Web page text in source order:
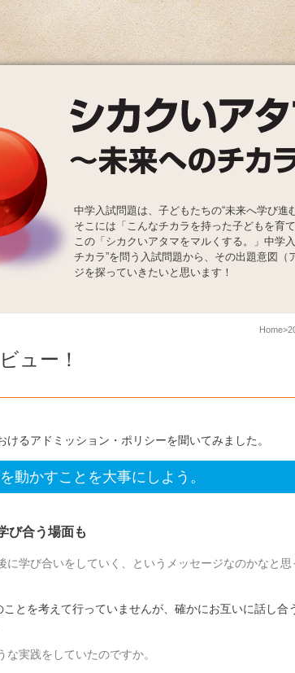
中学入試問題は、子どもたちの“未来へ学び進
そこには「こんなチカラを持った子どもを育
この「シカクいアタマをマルくする。」中学
チカラ”を問う入試問題から、その出題意図
ジを探っていきたいと思います！
Home
ュー！
るアドミッション・ポリシーを聞いてみました。
動かすことを大事にしよう。
び合う場面も
に学び合いをしていく、というメッセージなのかなと思
とを考えて行っていませんが、確かにお互いに話し合
な実践をしていたのですか。